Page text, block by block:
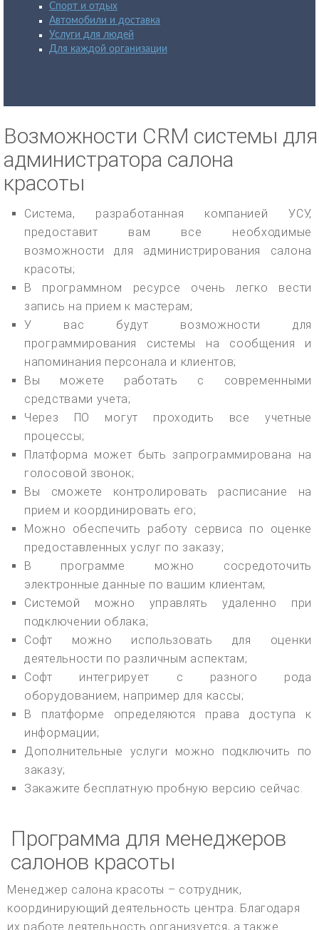
Спорт и отдых
Автомобили и доставка
Услуги для людей
Для каждой организации
Возможности CRM системы для
администратора салона
красоты
Система, разработанная компанией УСУ,
предоставит вам все необходимые
возможности для администрирования салона
красоты;
В программном ресурсе очень легко вести
запись на прием к мастерам;
У вас будут возможности для
программирования системы на сообщения и
напоминания персонала и клиентов;
Вы можете работать с современными
средствами учета;
Через ПО могут проходить все учетные
процессы;
Платформа может быть запрограммирована на
голосовой звонок;
Вы сможете контролировать расписание на
прием и координировать его;
Можно обеспечить работу сервиса по оценке
предоставленных услуг по заказу;
В программе можно сосредоточить
электронные данные по вашим клиентам;
Системой можно управлять удаленно при
подключении облака;
Софт можно использовать для оценки
деятельности по различным аспектам;
Софт интегрирует с разного рода
оборудованием, например для кассы;
В платформе определяются права доступа к
информации;
Дополнительные услуги можно подключить по
заказу;
Закажите бесплатную пробную версию сейчас.
Программа для менеджеров
салонов красоты
Менеджер салона красоты – сотрудник,
координирующий деятельность центра. Благодаря
их работе деятельность организуется, а также